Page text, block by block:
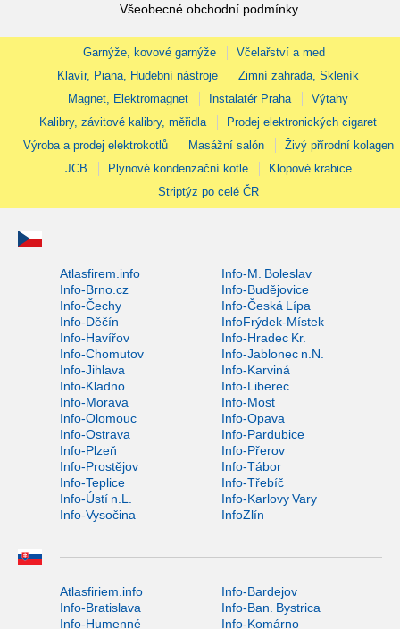
Všeobecné obchodní podmínky
Garnýže, kovové garnýže
Včelařství a med
Klavír, Piana, Hudební nástroje
Zimní zahrada, Skleník
Magnet, Elektromagnet
Instalatér Praha
Výtahy
Kalibry, závitové kalibry, měřidla
Prodej elektronických cigaret
Výroba a prodej elektrokotlů
Masážní salón
Živý přírodní kolagen
JCB
Plynové kondenzační kotle
Klopové krabice
Striptýz po celé ČR
Atlasfirem.info
Info-M. Boleslav
Info-Brno.cz
Info-Budějovice
Info-Čechy
Info-Česká Lípa
Info-Děčín
InfoFrýdek-Místek
Info-Havířov
Info-Hradec Kr.
Info-Chomutov
Info-Jablonec n.N.
Info-Jihlava
Info-Karviná
Info-Kladno
Info-Liberec
Info-Morava
Info-Most
Info-Olomouc
Info-Opava
Info-Ostrava
Info-Pardubice
Info-Plzeň
Info-Přerov
Info-Prostějov
Info-Tábor
Info-Teplice
Info-Třebíč
Info-Ústí n.L.
Info-Karlovy Vary
Info-Vysočina
InfoZlín
Atlasfiriem.info
Info-Bardejov
Info-Bratislava
Info-Ban. Bystrica
Info-Humenné
Info-Komárno